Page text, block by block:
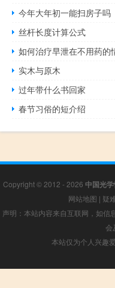
今年大年初一能扫房子吗
丝杆长度计算公式
如何治疗早泄在不用药的
实木与原木
过年带什么书回家
春节习俗的短介绍
Copyright © 2012 - 2026 中国光
网站地图 | 疑
声明：本站内容来自互联网，如信
会
本站仅为个人兴趣